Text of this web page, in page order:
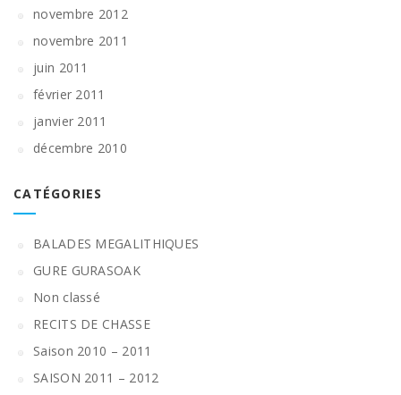
novembre 2012
novembre 2011
juin 2011
février 2011
janvier 2011
décembre 2010
CATÉGORIES
BALADES MEGALITHIQUES
GURE GURASOAK
Non classé
RECITS DE CHASSE
Saison 2010 – 2011
SAISON 2011 – 2012